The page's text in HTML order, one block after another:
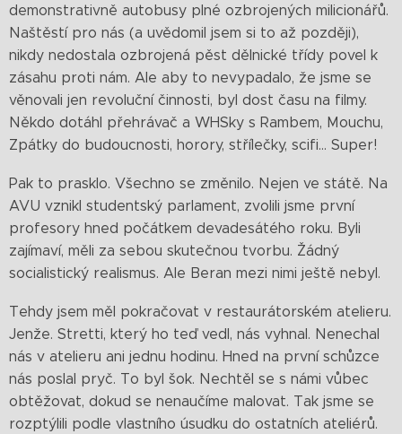
demonstrativně autobusy plné ozbrojených milicionářů.
Naštěstí pro nás (a uvědomil jsem si to až později),
nikdy nedostala ozbrojená pěst dělnické třídy povel k
zásahu proti nám. Ale aby to nevypadalo, že jsme se
věnovali jen revoluční činnosti, byl dost času na filmy.
Někdo dotáhl přehrávač a WHSky s Rambem, Mouchu,
Zpátky do budoucnosti, horory, střílečky, scifi… Super!
Pak to prasklo. Všechno se změnilo. Nejen ve státě. Na
AVU vznikl studentský parlament, zvolili jsme první
profesory hned počátkem devadesátého roku. Byli
zajímaví, měli za sebou skutečnou tvorbu. Žádný
socialistický realismus. Ale Beran mezi nimi ještě nebyl.
Tehdy jsem měl pokračovat v restaurátorském atelieru.
Jenže. Stretti, který ho teď vedl, nás vyhnal. Nenechal
nás v atelieru ani jednu hodinu. Hned na první schůzce
nás poslal pryč. To byl šok. Nechtěl se s námi vůbec
obtěžovat, dokud se nenaučíme malovat. Tak jsme se
rozptýlili podle vlastního úsudku do ostatních ateliérů.